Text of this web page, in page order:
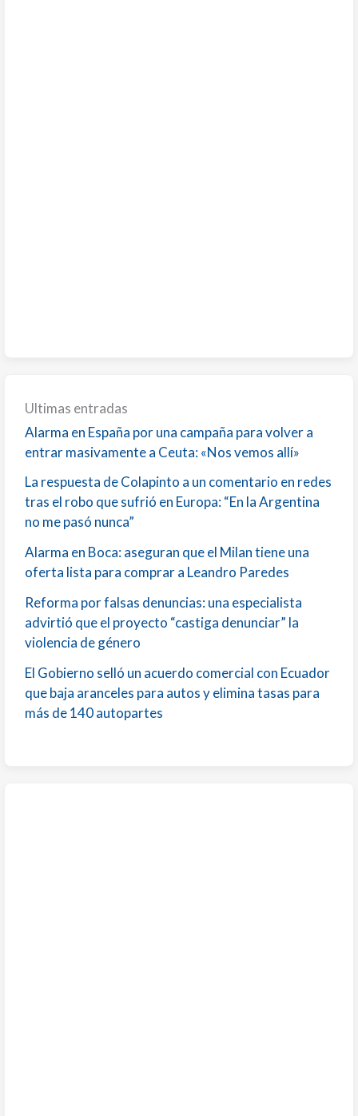
Ultimas entradas
Alarma en España por una campaña para volver a
entrar masivamente a Ceuta: «Nos vemos allí»
La respuesta de Colapinto a un comentario en redes
tras el robo que sufrió en Europa: “En la Argentina
no me pasó nunca”
Alarma en Boca: aseguran que el Milan tiene una
oferta lista para comprar a Leandro Paredes
Reforma por falsas denuncias: una especialista
advirtió que el proyecto “castiga denunciar” la
violencia de género
El Gobierno selló un acuerdo comercial con Ecuador
que baja aranceles para autos y elimina tasas para
más de 140 autopartes